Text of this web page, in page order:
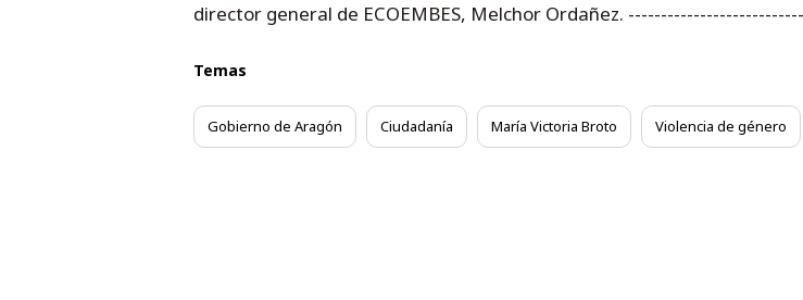
director general de ECOEMBES, Melchor Ordañez.
Temas
Gobierno de Aragón Ciudadanía María Victoria Broto Violencia de género